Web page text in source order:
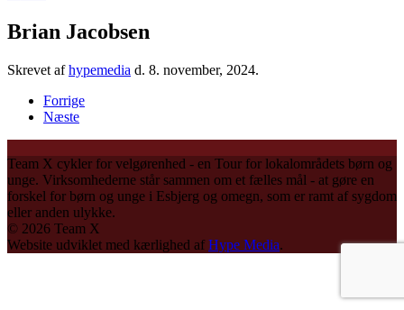
Brian Jacobsen
Skrevet afhypemedia d. 8. november, 2024.
Forrige
Næste
Team X cykler for velgørenhed - en Tour for lokalområdets børn og
unge. Virksomhederne står sammen om et fælles mål - at gøre en
forskel for børn og unge i Esbjerg og omegn, som er ramt af sygdom
eller anden ulykke.
© 2026 Team X
Website udviklet med kærlighed af Hype Media.